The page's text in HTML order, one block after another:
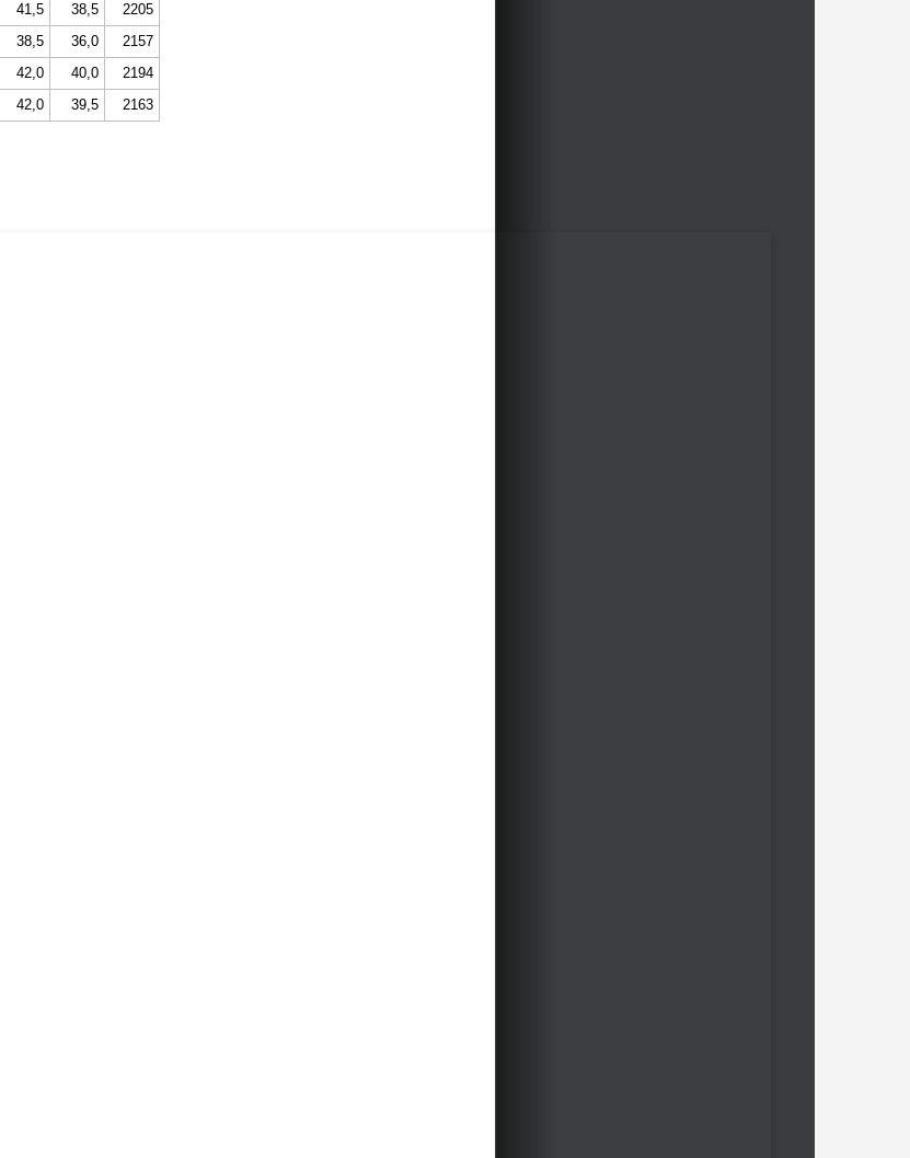
41,5 38,5
2205
38,5 36,0
2157
42,0 40,0
2194
42,0 39,5 2163